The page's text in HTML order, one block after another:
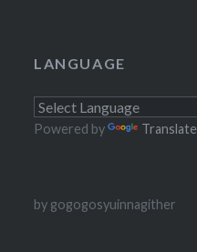
LANGUAGE
Powered by Translate
by gogogosyuinnagither